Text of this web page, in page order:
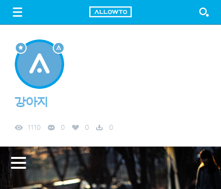
FREE DOWNLOAD
강아지
1110 0 0 0